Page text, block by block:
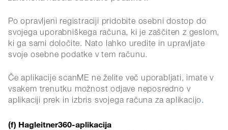
Po opravljeni registraciji pridobite osebni dostop do
svojega uporabniškega računa, ki je zaščiten z geslom,
ki ga sami določite. Nato lahko uredite in upravljate
svoje osebne podatke v tem računu.
Če aplikacije scanME ne želite več uporabljati, imate v
vsakem trenutku možnost odjave neposredno v
aplikaciji prek in izbris svojega računa za aplikacijo.
(f) Hagleitner360-aplikacija